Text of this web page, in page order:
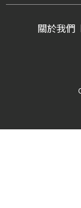
關於我們